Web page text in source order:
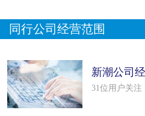
同行公司经营范围
新潮公司
选25个范
31位用户关注